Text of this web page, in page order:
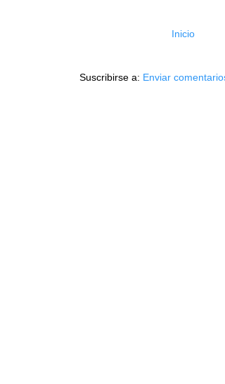
Inicio
Suscribirse a: Enviar